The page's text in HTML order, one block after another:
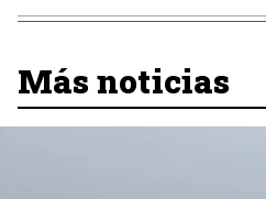
Más noticias